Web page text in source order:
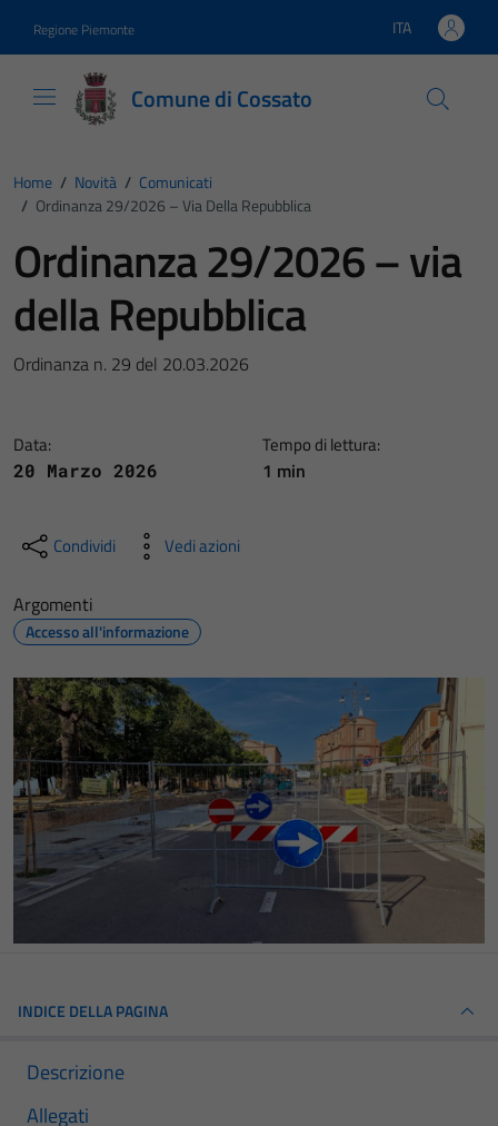
Regione Piemonte Lingua attiva:
ITA
Comune di Cossato
Home / Novità / Comunicati
/ Ordinanza 29/2026 – Via Della Repubblica
Ordinanza 29/2026 – via
della Repubblica
Ordinanza n. 29 del 20.03.2026
Data:
20 Marzo 2026
Tempo di lettura:
1 min
Condividi Vedi azioni
Argomenti
Accesso all'informazione
INDICE DELLA PAGINA
Descrizione
Allegati